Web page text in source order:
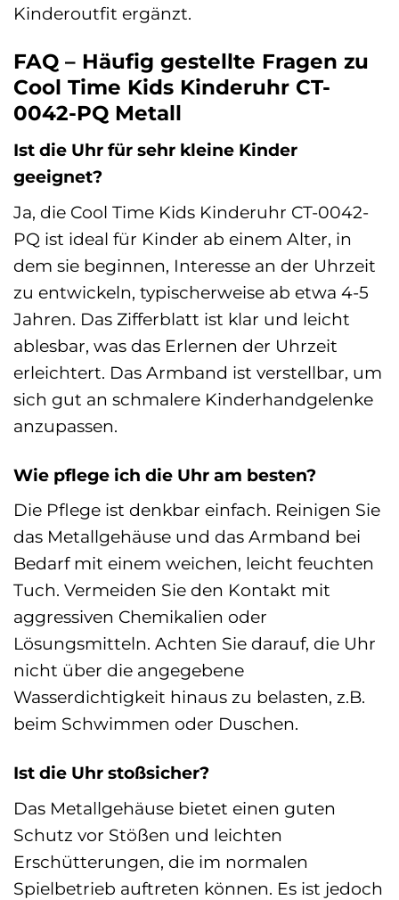
Kinderoutfit ergänzt.
FAQ – Häufig gestellte Fragen zu
Cool Time Kids Kinderuhr CT-
0042-PQ Metall
Ist die Uhr für sehr kleine Kinder
geeignet?
Ja, die Cool Time Kids Kinderuhr CT-0042-
PQ ist ideal für Kinder ab einem Alter, in
dem sie beginnen, Interesse an der Uhrzeit
zu entwickeln, typischerweise ab etwa 4-5
Jahren. Das Zifferblatt ist klar und leicht
ablesbar, was das Erlernen der Uhrzeit
erleichtert. Das Armband ist verstellbar, um
sich gut an schmalere Kinderhandgelenke
anzupassen.
Wie pflege ich die Uhr am besten?
Die Pflege ist denkbar einfach. Reinigen Sie
das Metallgehäuse und das Armband bei
Bedarf mit einem weichen, leicht feuchten
Tuch. Vermeiden Sie den Kontakt mit
aggressiven Chemikalien oder
Lösungsmitteln. Achten Sie darauf, die Uhr
nicht über die angegebene
Wasserdichtigkeit hinaus zu belasten, z.B.
beim Schwimmen oder Duschen.
Ist die Uhr stoßsicher?
Das Metallgehäuse bietet einen guten
Schutz vor Stößen und leichten
Erschütterungen, die im normalen
Spielbetrieb auftreten können. Es ist jedoch